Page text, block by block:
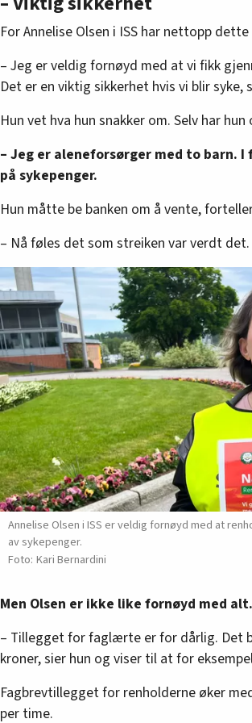
Arbeidsmanden
For Annelise Olsen i ISS har nettopp
– Jeg er veldig fornøyd med at vi fikk
Det er en viktig sikkerhet hvis vi blir syke,
Hun vet hva hun snakker om. Selv har
– Jeg er aleneforsørger med to barn.
på sykepenger.
Hun måtte be banken om å vente,
– Nå føles det som streiken var verdt det.
Annelise Olsen i ISS er veldig fornøyd med at
av sykepenger.
Kari Bernardini
Men Olsen er ikke like fornøyd med alt.
– Tillegget for faglærte er for dårlig. Det
kroner, sier hun og viser til at for
Fagbrevtillegget for renholderne øker
per time.